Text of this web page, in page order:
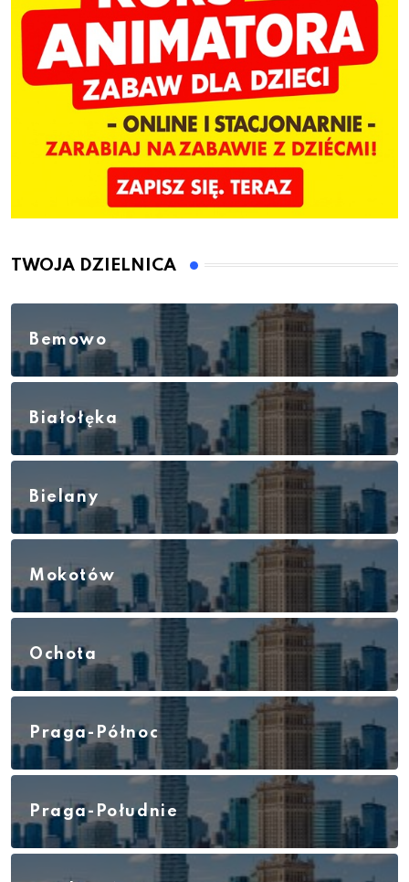
TWOJA DZIELNICA
Bemowo
Białołęka
Bielany
Mokotów
Ochota
Praga-Północ
Praga-Południe